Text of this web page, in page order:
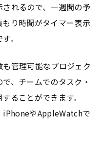
れるので、一週間の予
り時間がタイマー表示
。
管理可能なプロジェク
、チームでのタスク・
ることができます。
iPhoneやAppleWatchで